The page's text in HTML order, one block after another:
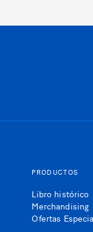
PRODUCTOS
Libro histórico
Merchandising
Ofertas